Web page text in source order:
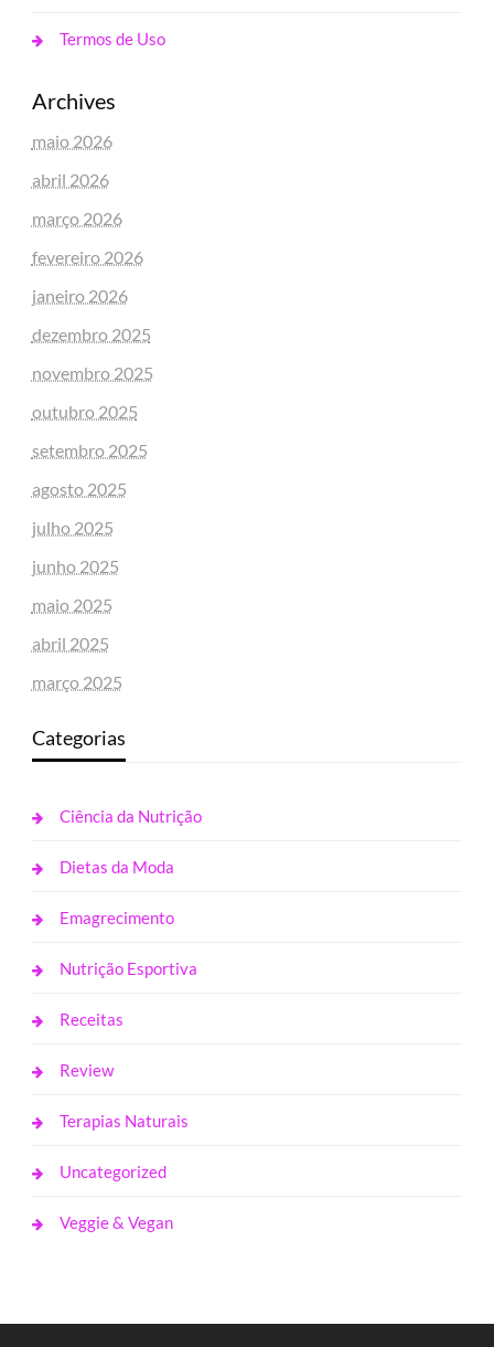
Termos de Uso
Archives
maio 2026
abril 2026
março 2026
fevereiro 2026
janeiro 2026
dezembro 2025
novembro 2025
outubro 2025
setembro 2025
agosto 2025
julho 2025
junho 2025
maio 2025
abril 2025
março 2025
Categorias
Ciência da Nutrição
Dietas da Moda
Emagrecimento
Nutrição Esportiva
Receitas
Review
Terapias Naturais
Uncategorized
Veggie & Vegan